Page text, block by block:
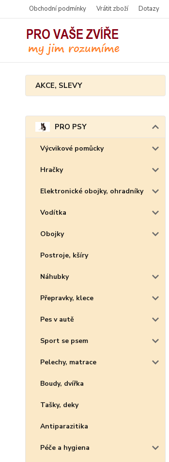
Obchodní podmínky Vrátit zboží Dotazy
AKCE, SLEVY
PRO PSY
Výcvikové pomůcky
Hračky
Elektronické obojky, ohradníky
Vodítka
Obojky
Postroje, kšíry
Náhubky
Přepravky, klece
Pes v autě
Sport se psem
Pelechy, matrace
Boudy, dvířka
Tašky, deky
Antiparazitika
Péče a hygiena